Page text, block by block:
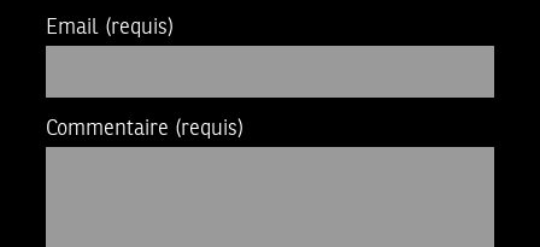
Email (requis)
Commentaire (requis)